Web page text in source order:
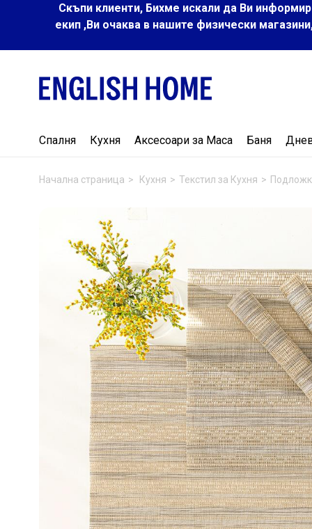
Скъпи клиенти, Бихме искали да Ви
екип ,Ви очаква в нашите физически
Спалня Кухня Аксесоари за Маса Баня
Начална страница Кухня Текстил за Кухня